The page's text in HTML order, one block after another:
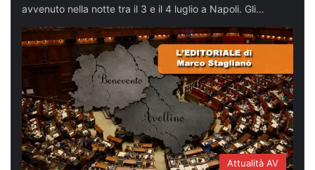
avvenuto nella notte tra il 3 e il 4 luglio a Napoli. Gli…
Attualità AV